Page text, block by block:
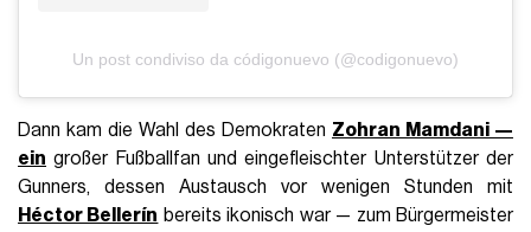
Un post condiviso da códigonuevo (@codigonuevo)
Dann kam die Wahl des Demokraten Zohran Mamdani —
ein großer Fußballfan und eingefleischter Unterstützer der
Gunners, dessen Austausch vor wenigen Stunden mit
Héctor Bellerín bereits ikonisch war — zum Bürgermeister